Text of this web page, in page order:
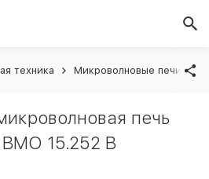
техника Микроволновые печи
печь
15.252 B